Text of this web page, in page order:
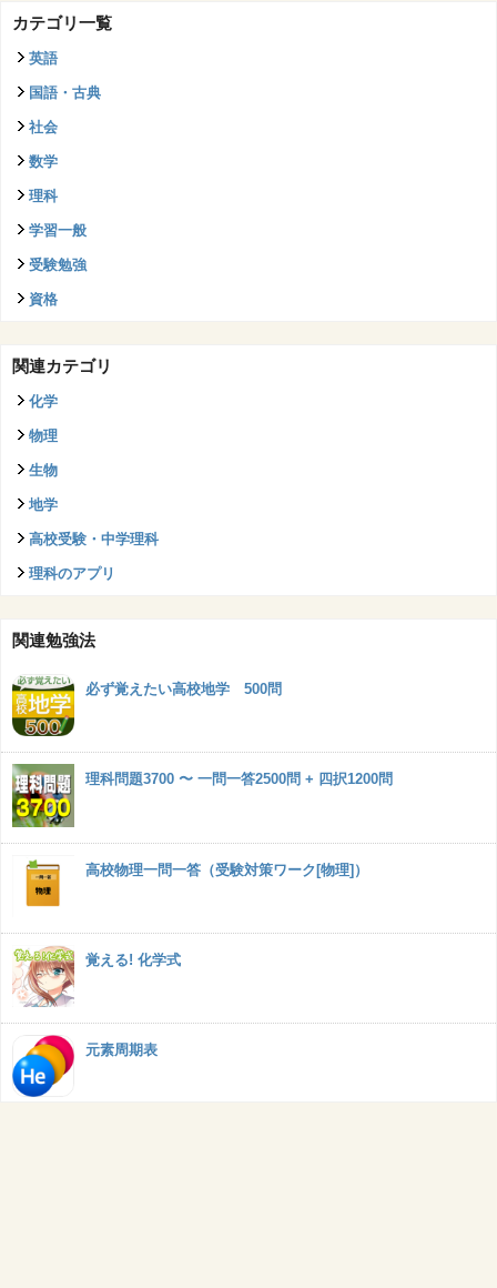
カテゴリ一覧
英語
国語・古典
社会
数学
理科
学習一般
受験勉強
資格
関連カテゴリ
化学
物理
生物
地学
高校受験・中学理科
理科のアプリ
関連勉強法
必ず覚えたい高校地学 500問
理科問題3700 〜 一問一答2500問 + 四択1200問
高校物理一問一答（受験対策ワーク[物理]）
覚える! 化学式
元素周期表